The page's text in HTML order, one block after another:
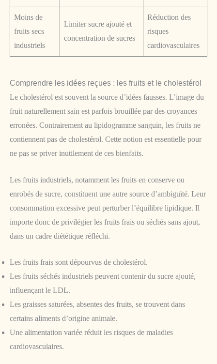
Moins de
fruits secs
industriels
Limiter sucre ajouté et
concentration de sucres
Réduction des
risques
cardiovasculaires
Comprendre les idées reçues : les fruits et le cholestérol
Le cholestérol est souvent la source d’idées fausses. L’image du
fruit naturellement sain est parfois brouillée par des croyances
erronées. Contrairement au lipidogramme sanguin, les fruits ne
contiennent pas de cholestérol. Cette notion est essentielle pour
ne pas se priver inutilement de ces bienfaits.
Les fruits industriels, notamment les fruits en conserve ou
enrobés de sucre, constituent une autre source d’ambiguïté. Leur
consommation excessive peut perturber l’équilibre lipidique. Il
importe donc de privilégier les fruits frais ou séchés sans ajout,
dans un cadre diététique réfléchi.
Les fruits frais sont dépourvus de cholestérol.
Les fruits séchés industriels peuvent contenir du sucre ajouté,
influençant le LDL.
Les graisses saturées, absentes des fruits, se trouvent dans
certains aliments d’origine animale.
Une alimentation variée réduit les risques de maladies
cardiovasculaires.